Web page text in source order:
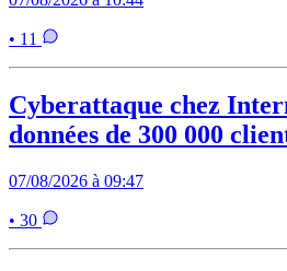
• 11
Cyberattaque chez
données de 300 000
07/08/2026 à 09:47
• 30